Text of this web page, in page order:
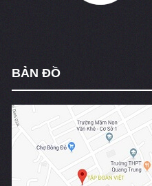
BẢN ĐỒ